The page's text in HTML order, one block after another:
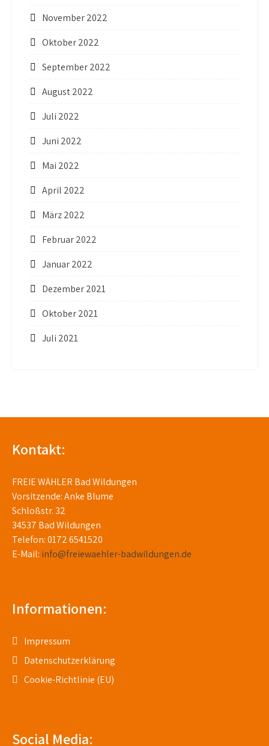
November 2022
Oktober 2022
September 2022
August 2022
Juli 2022
Juni 2022
Mai 2022
April 2022
März 2022
Februar 2022
Januar 2022
Dezember 2021
Oktober 2021
Juli 2021
Kontakt:
FREIE WÄHLER Bad Wildungen
Vorsitzende: Anke Blume
Schloßstr. 32
34537 Bad Wildungen
Telefon: 0172 6541520
E-Mail: info@freiewaehler-badwildungen.de
Informationen:
Impressum
Datenschutzerklärung
Cookie-Richtlinie (EU)
Social Media: